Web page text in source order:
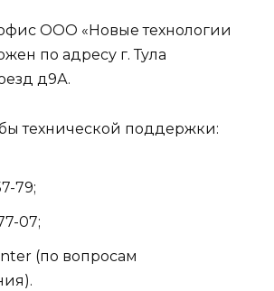
ООО «Новые технологии
по адресу г. Тула
д9А.
технической поддержки:
79;
07;
(по вопросам